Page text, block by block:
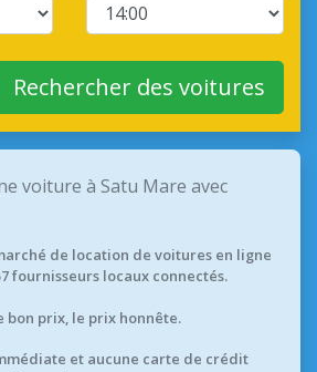
Rechercher des voitures
voiture à Satu Mare avec
de location de voitures en ligne
fournisseurs locaux connectés.
bon prix, le prix honnête.
et aucune carte de crédit